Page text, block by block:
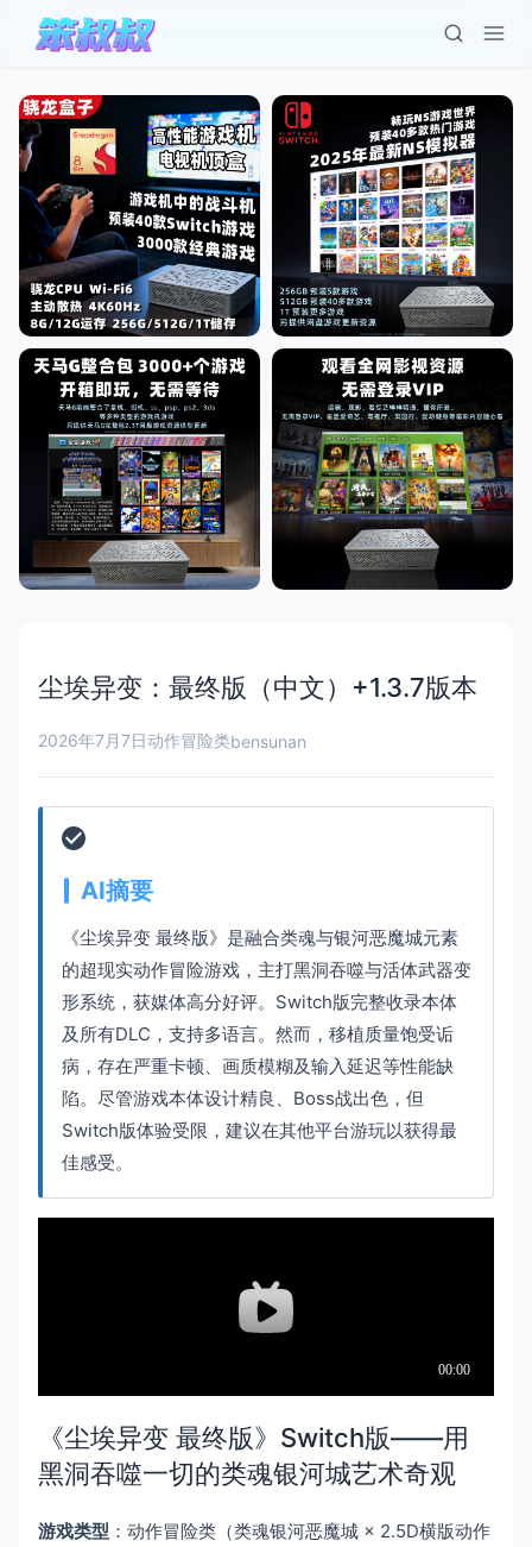
尘埃异变：最终版（中文）+1.3.7版本
2026年7月7日动作冒险类bensunan
AI摘要
《尘埃异变 最终版》是融合类魂与银河恶魔城元素
的超现实动作冒险游戏，主打黑洞吞噬与活体武器变
形系统，获媒体高分好评。Switch版完整收录本体
及所有DLC，支持多语言。然而，移植质量饱受诟
病，存在严重卡顿、画质模糊及输入延迟等性能缺
陷。尽管游戏本体设计精良、Boss战出色，但
Switch版体验受限，建议在其他平台游玩以获得最
佳感受。
《尘埃异变 最终版》Switch版——用
黑洞吞噬一切的类魂银河城艺术奇观
游戏类型 ：动作冒险类（类魂银河恶魔城 × 2.5D横版动作